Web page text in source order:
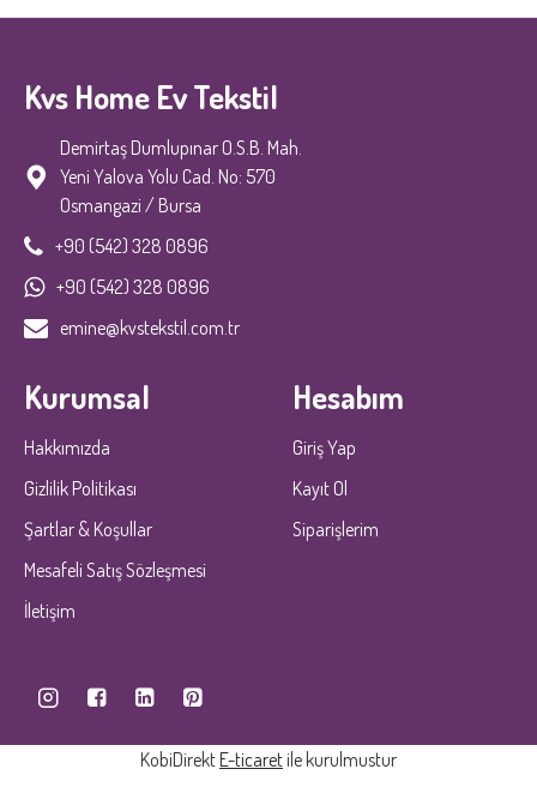
Kvs Home Ev Tekstil
Demirtaş Dumlupınar O.S.B. Mah.
Yeni Yalova Yolu Cad. No: 570
Osmangazi / Bursa
+90 (542) 328 0896
+90 (542) 328 0896
emine@kvstekstil.com.tr
Kurumsal
Hakkımızda
Gizlilik Politikası
Şartlar & Koşullar
Mesafeli Satış Sözleşmesi
İletişim
Hesabım
Giriş Yap
Kayıt Ol
Siparişlerim
KobiDirektE-ticaret ile kurulmustur